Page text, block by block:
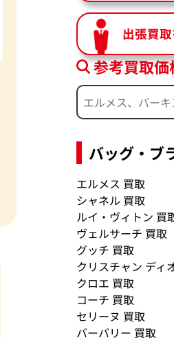
出張買
参考買取
バッグ・ブ
エルメス 買取
シャネル 買取
ルイ・ヴィトン 買
ヴェルサーチ 買取
グッチ 買取
クリスチャン ディ
クロエ 買取
コーチ 買取
セリーヌ 買取
バーバリー 買取